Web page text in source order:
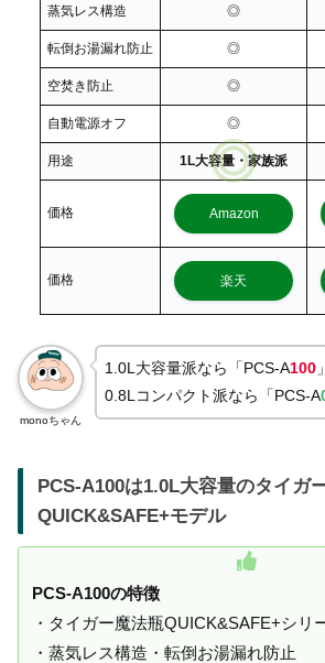
蒸気レス構造 ◎
転倒お湯漏れ防止 ◎
空焚き防止 ◎
自動電源オフ ◎
用途 1L大容量・家族派
価格 Amazon
価格 楽天
monoちゃん
1.0L大容量派なら「PCS-A100
0.8Lコンパクト派なら「PCS-A
PCS-A100は1.0L大容量のタイガ
QUICK&SAFE+モデル
PCS-A100の特徴
・タイガー魔法瓶QUICK&SAFE+シリ
・蒸気レス構造・転倒お湯漏れ防止